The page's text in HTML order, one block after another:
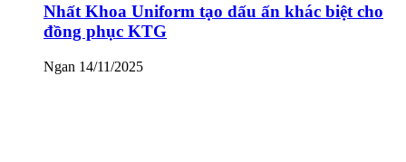
Nhất Khoa Uniform tạo dấu ấn khác biệt cho
đồng phục KTG
Ngan 14/11/2025